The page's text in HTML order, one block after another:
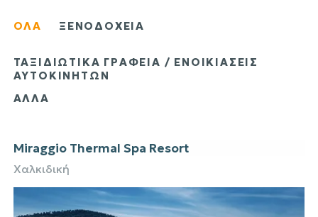
ΟΛΑ ΞΕΝΟΔΟΧΕΙΑ
ΤΑΞΙΔΙΩΤΙΚΑ ΓΡΑΦΕΙΑ / ΕΝΟΙΚΙΑΣΕΙΣ
ΑΥΤΟΚΙΝΗΤΩΝ
ΑΛΛΑ
Miraggio Thermal Spa Resort
Χαλκιδική